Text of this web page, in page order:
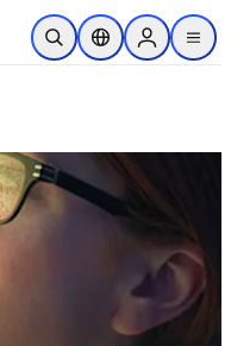
Saltar al contenido principal
Abrir búsqueda
Selector deSign in to
menu